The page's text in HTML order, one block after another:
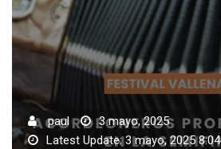
paul
3 mayo, 2025
Latest Update: 3 mayo, 2025 8:04